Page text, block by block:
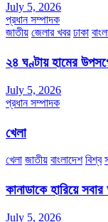
July 5, 2026
প্রধান সম্পাদক
জাতীয় জেলার খবর ঢাকা
২৪ ঘণ্টায় হামের
July 5, 2026
প্রধান সম্পাদক
খেলা
খেলা জাতীয় বাংলাদেশ বিশ্ব
কানাডাকে হারিয়ে
July 5, 2026